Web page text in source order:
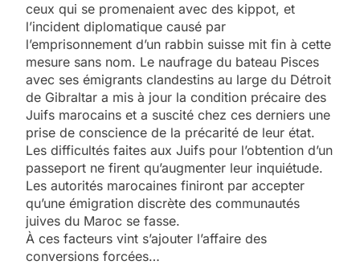
ceux qui se promenaient avec des kippot, et
l’incident diplomatique causé par
l’emprisonnement d’un rabbin suisse mit fin à cette
mesure sans nom. Le naufrage du bateau Pisces
avec ses émigrants clandestins au large du Détroit
de Gibraltar a mis à jour la condition précaire des
Juifs marocains et a suscité chez ces derniers une
prise de conscience de la précarité de leur état.
Les difficultés faites aux Juifs pour l’obtention d’un
passeport ne firent qu’augmenter leur inquiétude.
Les autorités marocaines finiront par accepter
qu’une émigration discrète des communautés
juives du Maroc se fasse.
À ces facteurs vint s’ajouter l’affaire des
conversions forcées…